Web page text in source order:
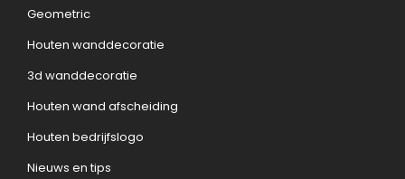
Geometric
Houten wanddecoratie
3d wanddecoratie
Houten wand afscheiding
Houten bedrijfslogo
Nieuws en tips